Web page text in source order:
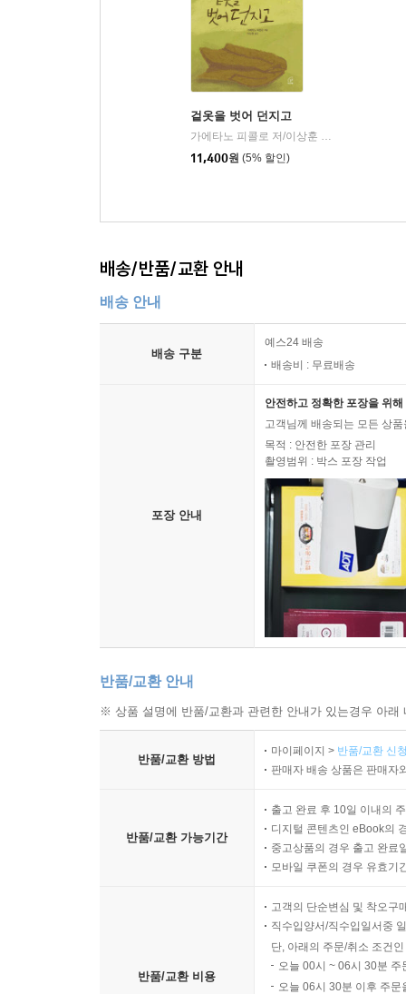
겉옷을 벗어 던지고
가에타노 피콜로 저/이상훈 역
11,400원 (5% 할인)
배송/반품/교환 안내
배송 안내
배송 구분
예스24 배송
배송비 : 무료배송
포장 안내
안전하고 정확한 포장을 위
고객님께 배송되는 모든 상
목적 : 안전한 포장 관리
촬영범위 : 박스 포장 작업
반품/교환 안내
※ 상품 설명에 반품/교환과 관련한 안내가 있는경우 아
반품/교환 방법
마이페이지 > 반품/교환 신
판매자 배송 상품은 판매자
반품/교환 가능기간
출고 완료 후 10일 이내의
디지털 콘텐츠인 eBook의
중고상품의 경우 출고 완료
모바일 쿠폰의 경우 유효기
반품/교환 비용
고객의 단순변심 및 착오구
직수입양서/직수입일서중
단, 아래의 주문/취소 조건
오늘 00시 ~ 06시 30분
오늘 06시 30분 이후 주